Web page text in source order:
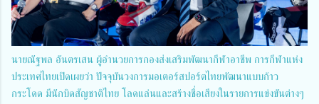
นายณัฐพล อันตรเสน ผู้อำนวยการกองส่งเสริมพัฒนากีฬาอาชีพ การกีฬาแห่ง
ประเทศไทยเปิดเผยว่า ปัจจุบันวงการมอเตอร์สปอร์ตไทยพัฒนาแบบก้าว
กระโดด มีนักบิดสัญชาติไทย โลดแล่นและสร้างชื่อเสียงในรายการแข่งขันต่างๆ